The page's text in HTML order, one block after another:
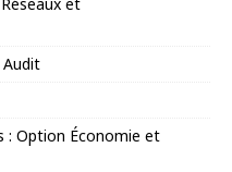
et
: Option Économie et